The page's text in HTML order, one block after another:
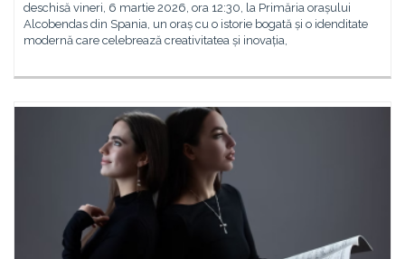
deschisă vineri, 6 martie 2026, ora 12:30, la Primăria orașului
Alcobendas din Spania, un oraș cu o istorie bogată și o idenditate
modernă care celebrează creativitatea și inovația,